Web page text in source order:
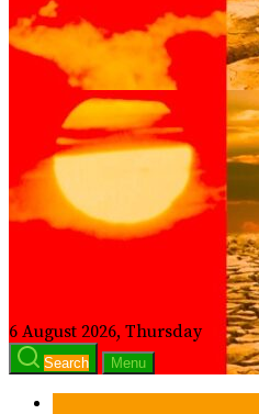
6 August 2026, Thursday
Search Menu